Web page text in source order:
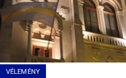
VÉLEMÉNY